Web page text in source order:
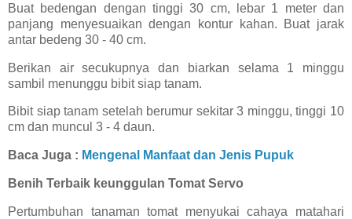
Buat bedengan dengan tinggi 30 cm, lebar 1 meter dan
panjang menyesuaikan dengan kontur kahan. Buat jarak
antar bedeng 30 - 40 cm.
Berikan air secukupnya dan biarkan selama 1 minggu
sambil menunggu bibit siap tanam.
Bibit siap tanam setelah berumur sekitar 3 minggu, tinggi 10
cm dan muncul 3 - 4 daun.
Baca Juga : Mengenal Manfaat dan Jenis Pupuk
Benih Terbaik keunggulan Tomat Servo
Pertumbuhan tanaman tomat menyukai cahaya matahari